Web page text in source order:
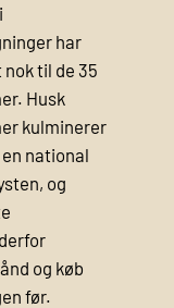
i
har
til de 35
Husk
kulminerer
national
og
og køb
før.